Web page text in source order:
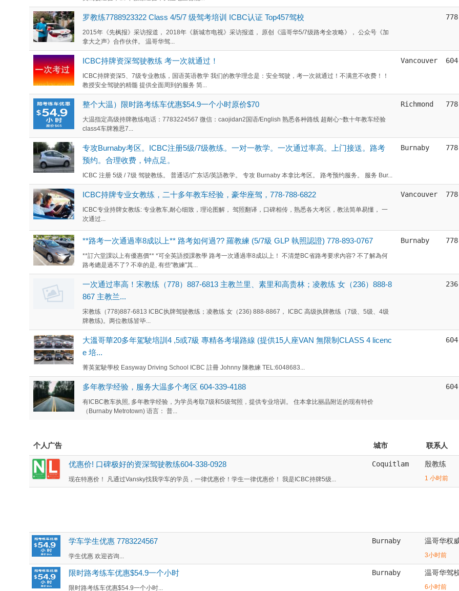
罗教练7788923322 Class 4/5/7 级驾考培训 ICBC认证 Top457驾校
2015年《先枫报》采访报道， 2018年《新城市电视》采访报道， 原创《温哥华5/7级路考全攻略》， 公众号《加
拿大之声》合作伙伴。 温哥华驾...
ICBC持牌资深驾驶教练 考一次就通过！
ICBC持牌资深5、7级专业教练，国语英语教学 我们的教学理念是：安全驾驶，考一次就通过！不满意不收费！！
教授安全驾驶的精髓 提供全面周到的服务 简...
Vancouver
整个大温）限时路考练车优惠$54.9一个小时原价$70
大温指定高级持牌教练电话：7783224567 微信：caojidan2国语/English 熟悉各种路线 超耐心~数十年教车经验
class4车牌雅思7...
Richmond
专攻Burnaby考区。ICBC注册5级/7级教练。一对一教学。一次通过率高。上门接送。路考
预约。合理收费，钟点足。
ICBC 注册 5级 / 7级 驾驶教练。 普通话/广东话/英語教学。 专攻 Burnaby 本拿比考区。 路考预约服务。 服务 Bur...
Burnaby
ICBC持牌专业女教练，二十多年教车经验，豪华座驾，778-788-6822
ICBC专业持牌女教练: 专业教车,耐心细致，理论图解， 驾照翻译，口碑相传，熟悉各大考区，教法简单易懂， 一
次通过...
Vancouver
**路考一次通過率8成以上** 路考如何過?? 羅教練 (5/7級 GLP 執照認證) 778-893-0767
**訂六堂課以上有優惠價** *可全英語授課教學 路考一次通過率8成以上！ 不清楚BC省路考要求內容? 不了解為何
路考總是過不了? 不幸的是, 有些"教練"其...
Burnaby
一次通过率高！宋教练（778）887-6813 主教兰里、素里和高贵林；凌教练 女（236）888-8
867 主教兰...
宋教练（778)887-6813 ICBC执牌驾驶教练；凌教练 女（236) 888-8867， ICBC 高级执牌教练（7级、5级、4级
牌教练)。两位教练皆毕...
大溫哥華20多年駕駛培訓4 ,5或7級 專精各考場路線 (提供15人座VAN 無限制CLASS 4 licenc
e 培...
菁英駕駛學校 Easyway Driving School ICBC 註冊 Johnny 陳教練 TEL:6048683...
多年教学经验，服务大温多个考区 604-339-4188
有ICBC教车执照, 多年教学经验，为学员考取7级和5级驾照，提供专业培训。 住本拿比丽晶附近的现有特价
（Burnaby Metrotown) 语言： 普...
个人广告 城市 联系人
优惠价! 口碑极好的资深驾驶教练604-338-0928
现在特惠价！ 凡通过Vansky找我学车的学员，一律优惠价！学生一律优惠价！ 我是ICBC持牌5级...
Coquitlam 殷教练
1 小时前
学车学生优惠 7783224567
学生优惠 欢迎咨询...
Burnaby 温哥华权
3小时前
限时路考练车优惠$54.9一个小时
限时路考练车优惠$54.9一个小时...
Burnaby 温哥华驾
6小时前